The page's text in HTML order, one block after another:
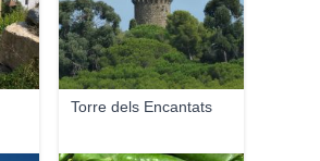
Torre dels Encantats